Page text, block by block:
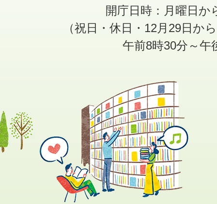
開庁日時：月曜日か
（祝日・休日・12月29日か
午前8時30分～午